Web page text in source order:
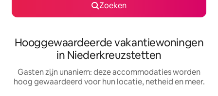
Zoeken
Hooggewaardeerde vakantiewoningen
in Niederkreuzstetten
Gasten zijn unaniem: deze accommodaties worden
hoog gewaardeerd voor hun locatie, netheid en meer.